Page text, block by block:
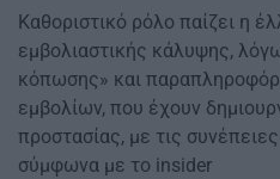
Καθοριστικό ρόλο παίζει η
εμβολιαστικής κάλυψης,
κόπωσης» και
εμβολίων, που έχουν
προστασίας, με τις
σύμφωνα με το insider